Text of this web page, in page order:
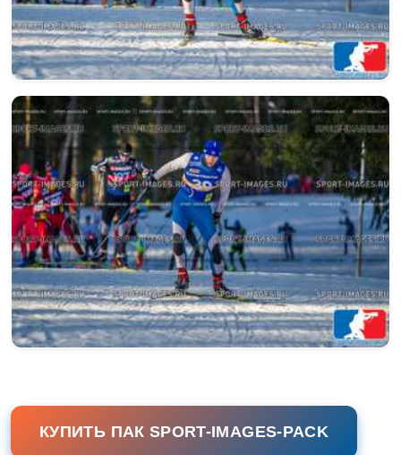
КУПИТЬ ПАК SPORT-IMAGES-PACK